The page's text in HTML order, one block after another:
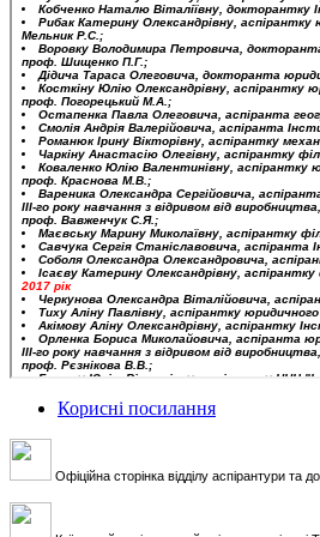
Корисні посилання
Офіційна сторінка відділу аспірантури